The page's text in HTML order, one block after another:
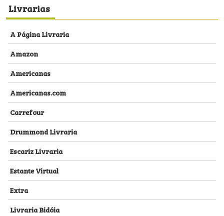
Livrarias
A Página Livraria
Amazon
Americanas
Americanas.com
Carrefour
Drummond Livraria
Escariz Livraria
Estante Virtual
Extra
Livraria Bidóia